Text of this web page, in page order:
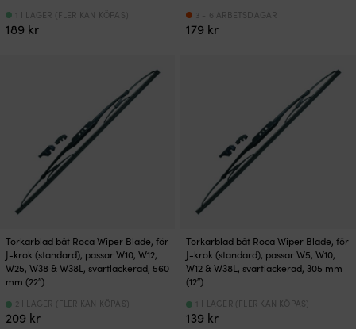
189 kr
1 I LAGER (FLER KAN KÖPAS)
179 kr
3 - 6 ARBETSDAGAR
Torkarblad båt Roca Wiper Blade, för
J-krok (standard), passar W10, W12,
W25, W38 & W38L, svartlackerad, 560
mm (22″)
209 kr
2 I LAGER (FLER KAN KÖPAS)
Torkarblad båt Roca Wiper Blade, för
J-krok (standard), passar W5, W10,
W12 & W38L, svartlackerad, 305 mm
(12″)
139 kr
1 I LAGER (FLER KAN KÖPAS)